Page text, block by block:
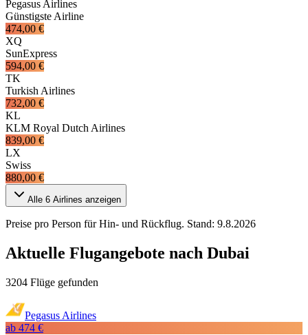
Pegasus Airlines
Günstigste Airline
474,00 €
XQ
SunExpress
594,00 €
TK
Turkish Airlines
732,00 €
KL
KLM Royal Dutch Airlines
839,00 €
LX
Swiss
880,00 €
Alle 6 Airlines anzeigen
Preise pro Person für Hin- und Rückflug. Stand: 9.8.2026
Aktuelle Flugangebote nach Dubai
3204 Flüge gefunden
Pegasus Airlines
ab 474 €